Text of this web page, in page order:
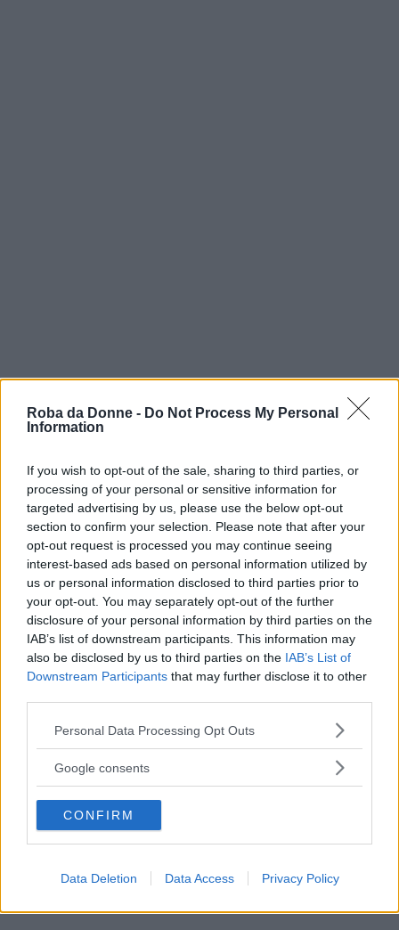
Roba da Donne - Do Not Process My Personal
Information
If you wish to opt-out of the sale, sharing to third parties, or
processing of your personal or sensitive information for
targeted advertising by us, please use the below opt-out
section to confirm your selection. Please note that after your
opt-out request is processed you may continue seeing
interest-based ads based on personal information utilized by
us or personal information disclosed to third parties prior to
your opt-out. You may separately opt-out of the further
disclosure of your personal information by third parties on the
IAB’s list of downstream participants. This information may
also be disclosed by us to third parties on the IAB’s List of
Downstream Participants that may further disclose it to other
Please note that this website/app uses one or more Google
not limited to your visit or usage behaviour. You may click to
use your data for below specified purposes in below Google
consent section.
Personal Data Processing Opt Outs
Google consents
CONFIRM
Data Deletion Data Access Privacy Policy
Forza, determinazione... Non basta una
perseveranza. È la mia parola chiave, me
la farò tatuare.
Frasi Sulla Determinazione
Frasi Sulla Forza
Frasi Sulla Perseveranza
Frasi Sulle Chiavi
Di
Andrew Howe
Volevo che il mondo sapesse che il mio
paese, l'Etiopia, ha sempre vinto con
determinazione ed eroismo.
Abebe Bikila